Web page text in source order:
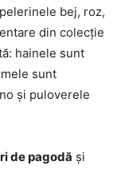
bej, roz,
din colecție
hainele sunt
sunt
și puloverele
de pagodă și